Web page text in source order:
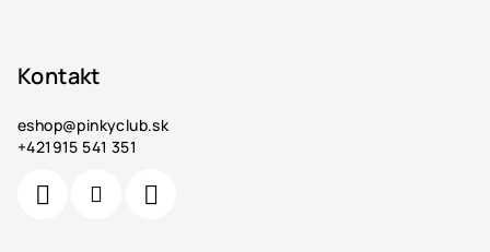
Kontakt
eshop@pinkyclub.sk
+421915 541 351